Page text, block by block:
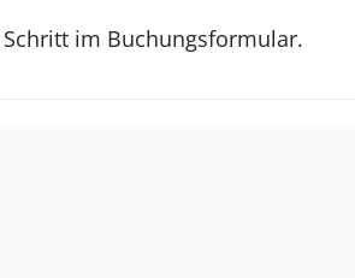
im Buchungsformular.